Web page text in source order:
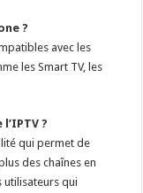
?
avec les
les Smart TV, les
?
qui permet de
des chaînes en
qui